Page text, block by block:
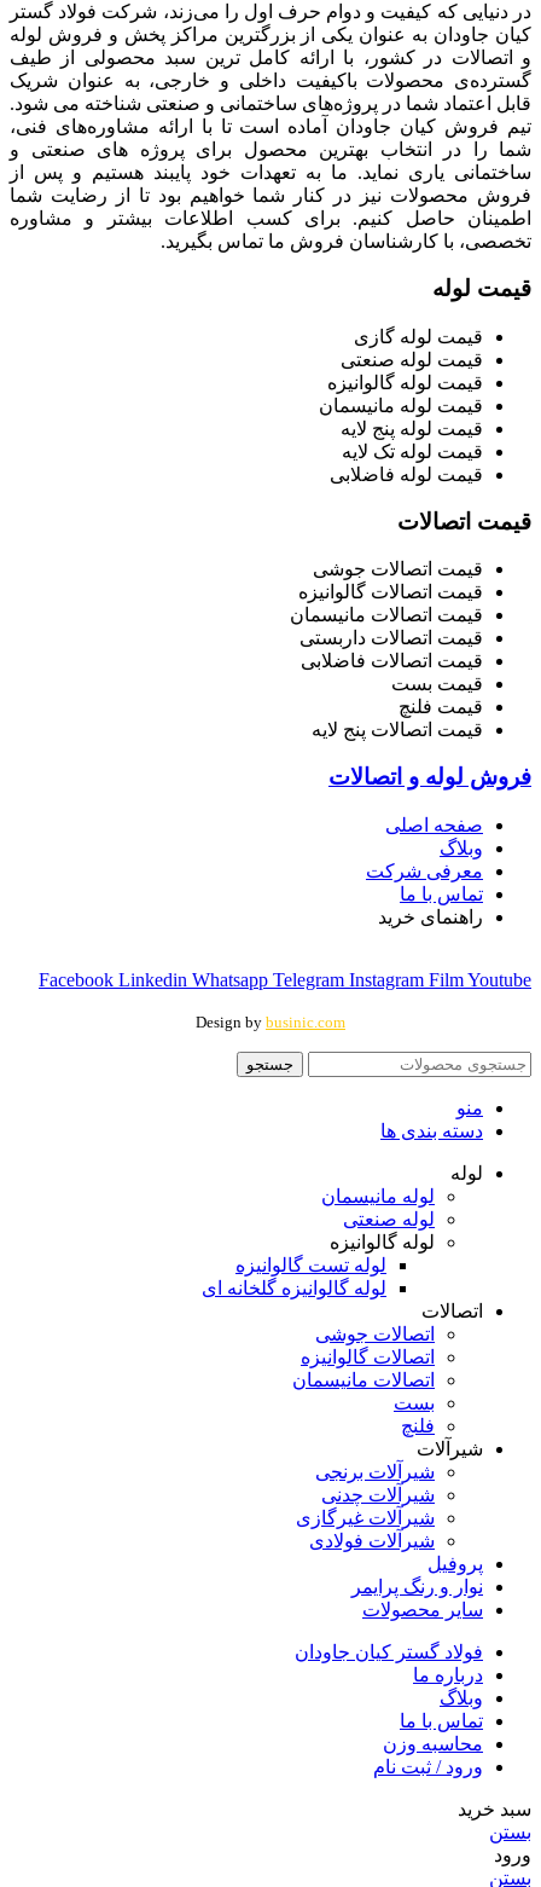
در دنیایی که کیفیت و دوام حرف اول را می‌زند، شرکت فولاد گستر
کیان جاودان به عنوان یکی از بزرگترین مراکز پخش و فروش لوله
و اتصالات در کشور، با ارائه کامل ترین سبد محصولی از طیف
گسترده‌‌ی محصولات باکیفیت داخلی و خارجی، به عنوان شریک
قابل اعتماد شما در پروژه‌های ساختمانی و صنعتی شناخته می شود.
تیم فروش کیان جاودان آماده است تا با ارائه مشاوره‌های فنی،
شما را در انتخاب بهترین محصول برای پروژه های صنعتی و
ساختمانی یاری نماید. ما به تعهدات خود پایبند هستیم و پس از
فروش محصولات نیز در کنار شما خواهیم بود تا از رضایت شما
اطمینان حاصل کنیم. برای کسب اطلاعات بیشتر و مشاوره
تخصصی، با کارشناسان فروش ما تماس بگیرید.
قیمت لوله
قیمت لوله گازی
قیمت لوله صنعتی
قیمت لوله گالوانیزه
قیمت لوله مانیسمان
قیمت لوله پنج لایه
قیمت لوله تک لایه
قیمت لوله فاضلابی
قیمت اتصالات
قیمت اتصالات جوشی
قیمت اتصالات گالوانیزه
قیمت اتصالات مانیسمان
قیمت اتصالات داربستی
قیمت اتصالات فاضلابی
قیمت بست
قیمت فلنچ
قیمت اتصالات پنج لایه
فروش لوله و اتصالات
صفحه اصلی
وبلاگ
معرفی شرکت
تماس با ما
راهنمای خرید
Facebook Linkedin Whatsapp Telegram Instagram FilmYoutube
Design by businic.com
جستجو
منو
دسته بندی ها
لوله
لوله مانیسمان
لوله صنعتی
لوله گالوانیزه
لوله تست گالوانیزه
لوله گالوانیزه گلخانه ای
اتصالات
اتصالات جوشی
اتصالات گالوانیزه
اتصالات مانیسمان
بست
فلنچ
شیرآلات
شیرآلات برنجی
شیرآلات چدنی
شیرآلات غیرگازی
شیرآلات فولادی
پروفیل
نوار و رنگ پرایمر
سایر محصولات
فولاد گستر کیان جاودان
درباره ما
وبلاگ
تماس با ما
محاسبه وزن
ورود / ثبت نام
سبد خرید
بستن
ورود
بستن